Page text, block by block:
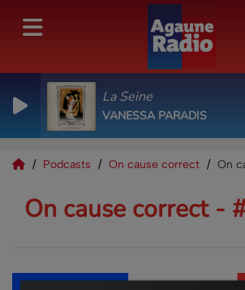
La Seine
VANESSA PARADIS
Podcasts On cause correct On
On cause correct -